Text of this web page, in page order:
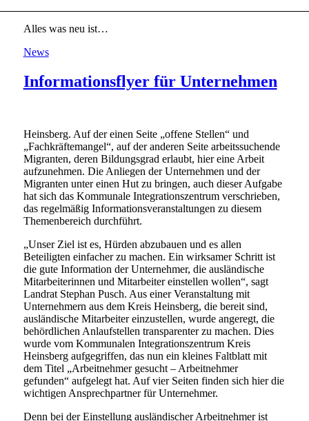
Alles was neu ist…
News
Informationsflyer für Unternehmen
Heinsberg. Auf der einen Seite „offene Stellen“ und
„Fachkräftemangel“, auf der anderen Seite arbeitssuchende
Migranten, deren Bildungsgrad erlaubt, hier eine Arbeit
aufzunehmen. Die Anliegen der Unternehmen und der
Migranten unter einen Hut zu bringen, auch dieser Aufgabe
hat sich das Kommunale Integrationszentrum verschrieben,
das regelmäßig Informationsveranstaltungen zu diesem
Themenbereich durchführt.
„Unser Ziel ist es, Hürden abzubauen und es allen
Beteiligten einfacher zu machen. Ein wirksamer Schritt ist
die gute Information der Unternehmer, die ausländische
Mitarbeiterinnen und Mitarbeiter einstellen wollen“, sagt
Landrat Stephan Pusch. Aus einer Veranstaltung mit
Unternehmern aus dem Kreis Heinsberg, die bereit sind,
ausländische Mitarbeiter einzustellen, wurde angeregt, die
behördlichen Anlaufstellen transparenter zu machen. Dies
wurde vom Kommunalen Integrationszentrum Kreis
Heinsberg aufgegriffen, das nun ein kleines Faltblatt mit
dem Titel „Arbeitnehmer gesucht – Arbeitnehmer
gefunden“ aufgelegt hat. Auf vier Seiten finden sich hier die
wichtigen Ansprechpartner für Unternehmer.
Denn bei der Einstellung ausländischer Arbeitnehmer ist